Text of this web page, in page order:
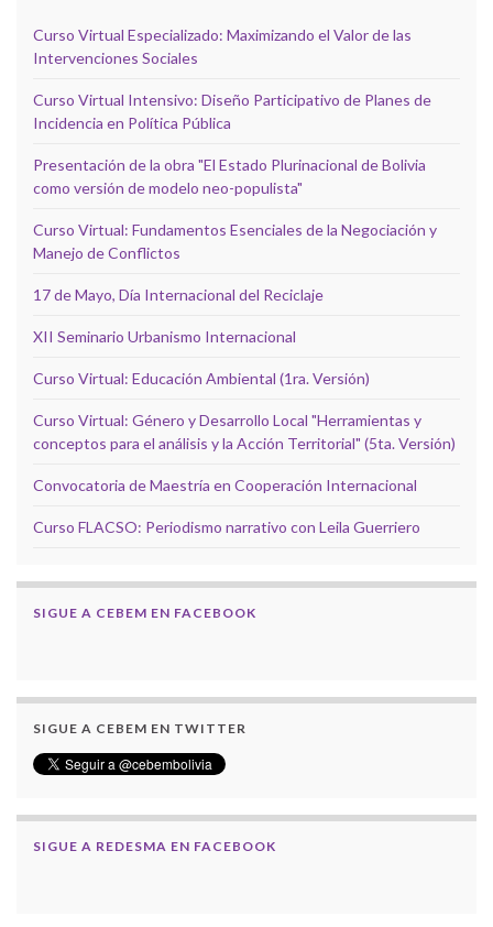
Curso Virtual Especializado: Maximizando el Valor de las
Intervenciones Sociales
Curso Virtual Intensivo: Diseño Participativo de Planes de
Incidencia en Política Pública
Presentación de la obra "El Estado Plurinacional de Bolivia
como versión de modelo neo-populista"
Curso Virtual: Fundamentos Esenciales de la Negociación y
Manejo de Conflictos
17 de Mayo, Día Internacional del Reciclaje
XII Seminario Urbanismo Internacional
Curso Virtual: Educación Ambiental (1ra. Versión)
Curso Virtual: Género y Desarrollo Local "Herramientas y
conceptos para el análisis y la Acción Territorial" (5ta. Versión)
Convocatoria de Maestría en Cooperación Internacional
Curso FLACSO: Periodismo narrativo con Leila Guerriero
SIGUE A CEBEM EN FACEBOOK
SIGUE A CEBEM EN TWITTER
SIGUE A REDESMA EN FACEBOOK